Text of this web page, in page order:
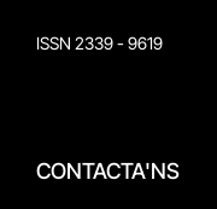
ISSN 2339 - 9619
CONTACTA'NS